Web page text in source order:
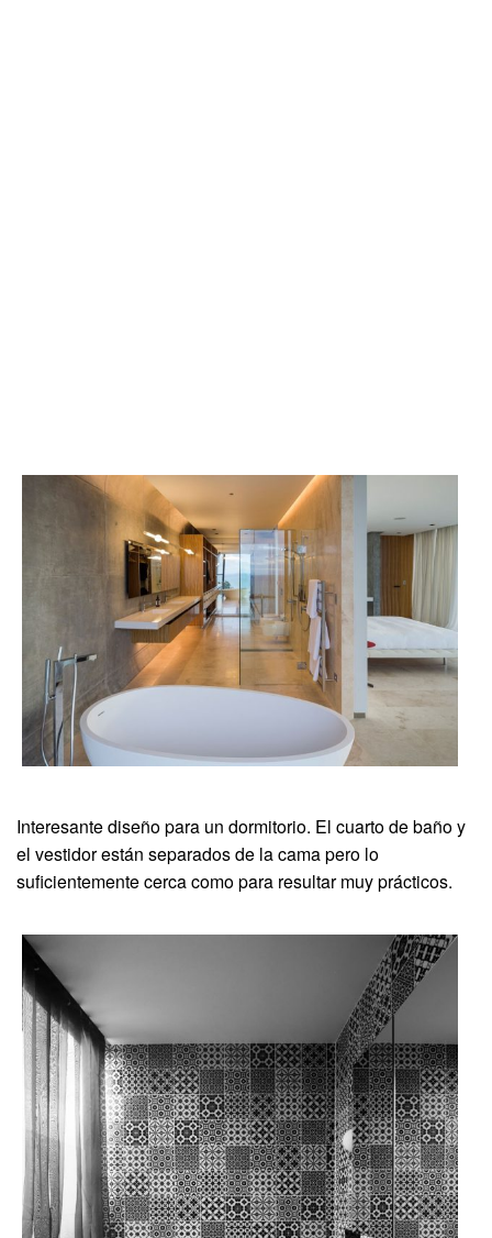
Interesante diseño para un dormitorio. El cuarto de baño y
el vestidor están separados de la cama pero lo
suficientemente cerca como para resultar muy prácticos.